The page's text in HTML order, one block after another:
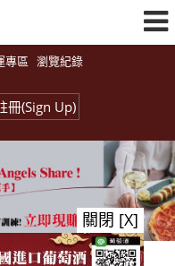
專區 瀏覽紀錄
冊(Sign Up)
關閉 [X]